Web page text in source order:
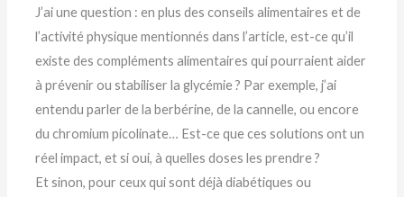
J’ai une question : en plus des conseils alimentaires et de
l’activité physique mentionnés dans l’article, est-ce qu’il
existe des compléments alimentaires qui pourraient aider
à prévenir ou stabiliser la glycémie ? Par exemple, j’ai
entendu parler de la berbérine, de la cannelle, ou encore
du chromium picolinate… Est-ce que ces solutions ont un
réel impact, et si oui, à quelles doses les prendre ?
Et sinon, pour ceux qui sont déjà diabétiques ou